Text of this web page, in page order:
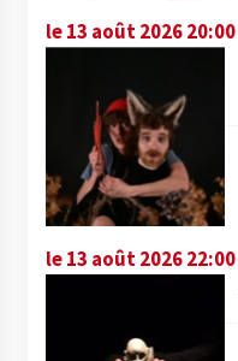
le 13 août 2026 20:00
le 13 août 2026 22:00